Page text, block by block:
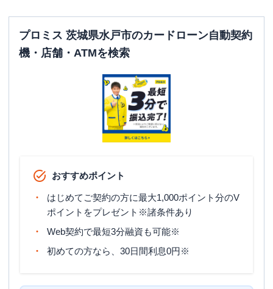
日祝：09:00-21:00
ATM営業時間
平日： 24時間
土曜：24時間
〇
〇
茨城県水戸市河和田３-２３１９-５
プロミス 茨城県水戸市のカードローン自動契約
機・店舗・ATMを検索
おすすめポイント
はじめてご契約の方に最大1,000ポイント分のV
ポイントをプレゼント※諸条件あり
Web契約で最短3分融資も可能※
初めての方なら、30日間利息0円※